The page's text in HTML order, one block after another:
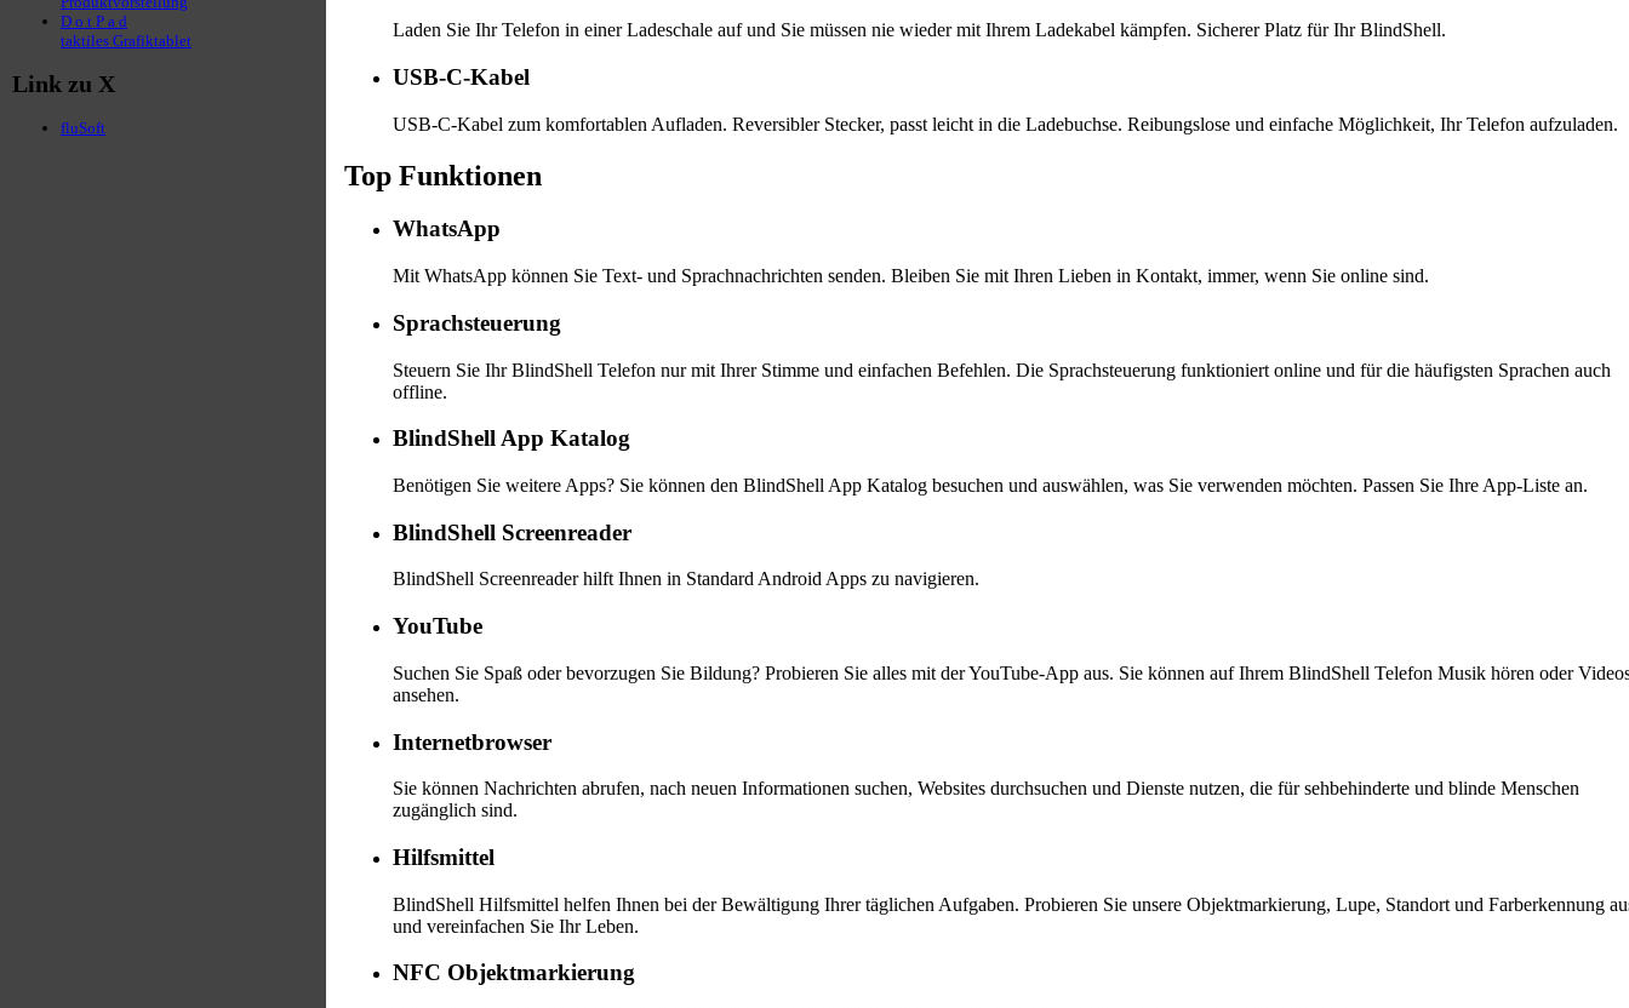
Laden Sie Ihr Telefon in einer Ladeschale auf und Sie müssen nie wieder mit Ihrem Ladekabel kämpfen. Sicherer Platz für Ihr BlindShell.
USB-C-Kabel
USB-C-Kabel zum komfortablen Aufladen. Reversibler Stecker, passt leicht in die Ladebuchse. Reibungslose und einfache Möglichkeit, Ihr Telefon aufzuladen.
Top Funktionen
WhatsApp
Mit WhatsApp können Sie Text- und Sprachnachrichten senden. Bleiben Sie mit Ihren Lieben in Kontakt, immer, wenn Sie online sind.
Sprachsteuerung
Steuern Sie Ihr BlindShell Telefon nur mit Ihrer Stimme und einfachen Befehlen. Die Sprachsteuerung funktioniert online und für die häufigsten Sprachen auch
offline.
BlindShell App Katalog
Benötigen Sie weitere Apps? Sie können den BlindShell App Katalog besuchen und auswählen, was Sie verwenden möchten. Passen Sie Ihre App-Liste an.
BlindShell Screenreader
BlindShell Screenreader hilft Ihnen in Standard Android Apps zu navigieren.
YouTube
Suchen Sie Spaß oder bevorzugen Sie Bildung? Probieren Sie alles mit der YouTube-App aus. Sie können auf Ihrem BlindShell Telefon Musik hören oder
ansehen.
Internetbrowser
Sie können Nachrichten abrufen, nach neuen Informationen suchen, Websites durchsuchen und Dienste nutzen, die für sehbehinderte und blinde Menschen
zugänglich sind.
Hilfsmittel
BlindShell Hilfsmittel helfen Ihnen bei der Bewältigung Ihrer täglichen Aufgaben. Probieren Sie unsere Objektmarkierung, Lupe, Standort und Farberkennung
und vereinfachen Sie Ihr Leben.
NFC Objektmarkierung
D o t P a d
taktiles Grafiktablet
Link zu X
fluSoft